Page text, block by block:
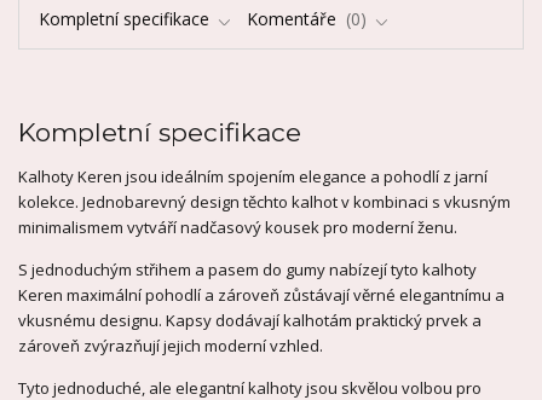
Kompletní specifikace Komentáře 0
Kompletní specifikace
Kalhoty Keren jsou ideálním spojením elegance a pohodlí z jarní
kolekce. Jednobarevný design těchto kalhot v kombinaci s vkusným
minimalismem vytváří nadčasový kousek pro moderní ženu.
S jednoduchým střihem a pasem do gumy nabízejí tyto kalhoty
Keren maximální pohodlí a zároveň zůstávají věrné elegantnímu a
vkusnému designu. Kapsy dodávají kalhotám praktický prvek a
zároveň zvýrazňují jejich moderní vzhled.
Tyto jednoduché, ale elegantní kalhoty jsou skvělou volbou pro